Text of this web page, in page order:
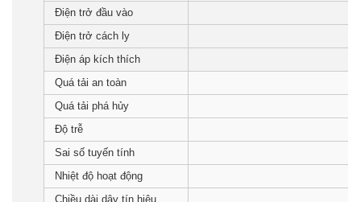
Điện trở đầu vào
Điện trở cách ly
Điện áp kích thích
Quá tải an toàn
Quá tải phá hủy
Độ trễ
Sai số tuyến tính
Nhiệt độ hoạt động
Chiều dài dây tín hiệu